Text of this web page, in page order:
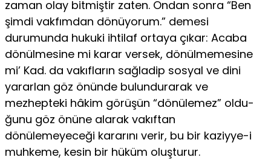
zaman olay bitmiştir zaten. Ondan sonra “Ben
şimdi vak­fımdan dönüyorum.” demesi
durumunda hukuki ihtilaf ortaya çıkar: Acaba
dönülmesine mi karar versek, dönülmemesine
mi’ Kad. da vakıfların sağladip sosyal ve dini
yararlan göz önünde bulundurarak ve
mezhepteki hâkim görüşün “dönülemez” oldu­
ğunu göz önüne alarak vakıftan
dönülemeyeceği kararını verir, bu bir kaziyye-i
muhkeme, kesin bir hüküm oluşturur.